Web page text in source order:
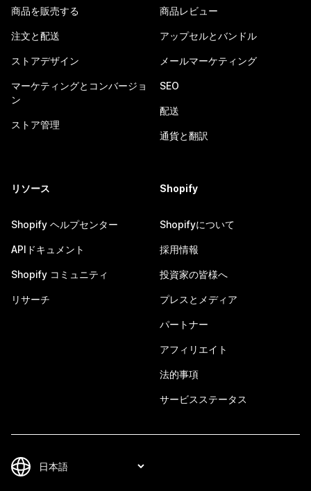
商品を販売する
注文と配送
ストアデザイン
マーケティングとコンバージョ
ン
ストア管理
商品レビュー
アップセルとバンドル
メールマーケティング
SEO
配送
通貨と翻訳
リソース
Shopify ヘルプセンター
APIドキュメント
Shopify コミュニティ
リサーチ
Shopify
Shopifyについて
採用情報
投資家の皆様へ
プレスとメディア
パートナー
アフィリエイト
法的事項
サービスステータス